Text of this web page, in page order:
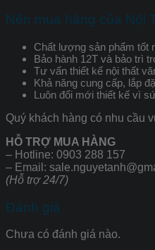
Nên mua hàng của Nội
Chất lượng sản phẩm tốt
Bảo hành 12T và bảo trì
Tư vấn thiết kế nội thất
Khả năng cung cấp, lắp
Luôn đổi mới thiết kế vì
Quý khách hàng có nhu cầu
HỖ TRỢ MUA HÀNG
– Hotline: 0903 288 157
– Email:
(Hỗ trợ 24/7)
Đánh giá
Chưa có đánh giá nào.